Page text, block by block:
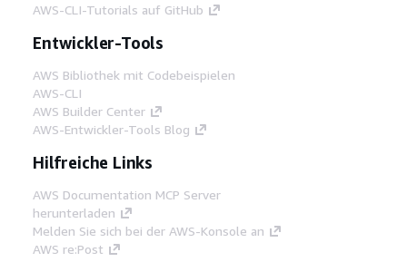
AWS-CLI-Tutorials auf GitHub
Entwickler-Tools
AWS Bibliothek mit Codebeispielen
AWS-CLI
AWS Builder Center
AWS-Entwickler-Tools Blog
Hilfreiche Links
AWS Documentation MCP Server
herunterladen
Melden Sie sich bei der AWS-Konsole an
AWS re:Post